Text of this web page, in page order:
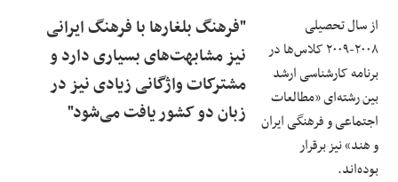
"فرهنگ بلغارها با فرهنگ ایرانی
نیز مشابهت‌های بسیاری دارد و
مشترکات واژگانی زیادی نیز در
زبان دو کشور یافت می‌شود"
از سال تحصیلی
۲۰۰۸-۲۰۰۹ کلاس‌ها در
برنامه کارشناسی ارشد
بین رشته‌ای «مطالعات
اجتماعی و فرهنگی ایران
و هند» نیز برقرار
بوده‌اند.